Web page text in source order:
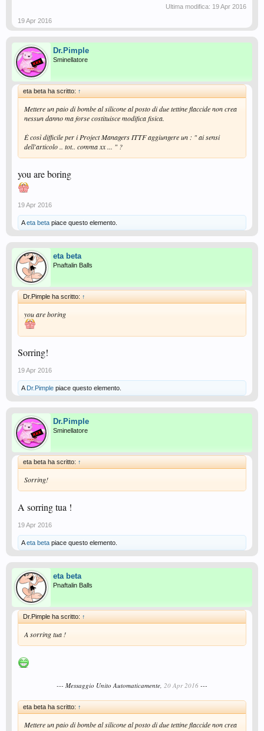
Ultima modifica: 19 Apr 2016
19 Apr 2016
Dr.Pimple
Sminellatore
eta beta ha scritto: ↑
Mettere un paio di bombe al silicone al posto di due tettine flaccide non crea
nessun danno ma forse costituisce modifica fisica.
È così difficile per i Project Managers ITTF aggiungere un : " ai sensi
dell'articolo .. tot.. comma xx ... " ?
you are boring
19 Apr 2016
Aeta beta piace questo elemento.
eta beta
Pnaftalin Balls
Dr.Pimple ha scritto: ↑
you are boring
Sorring!
19 Apr 2016
A Dr.Pimple piace questo elemento.
Dr.Pimple
Sminellatore
eta beta ha scritto: ↑
Sorring!
A sorring tua !
19 Apr 2016
Aeta beta piace questo elemento.
eta beta
Pnaftalin Balls
Dr.Pimple ha scritto: ↑
A sorring tua !
--- Messaggio Unito Automaticamente, 20 Apr 2016 ---
eta beta ha scritto: ↑
Mettere un paio di bombe al silicone al posto di due tettine flaccide non crea